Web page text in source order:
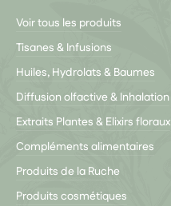
Voir tous les produits
Tisanes & Infusions
Huiles, Hydrolats & Baumes
Diffusion olfactive & Inhalation
Extraits Plantes & Elixirs floraux
Compléments alimentaires
Produits de la Ruche
Produits cosmétiques